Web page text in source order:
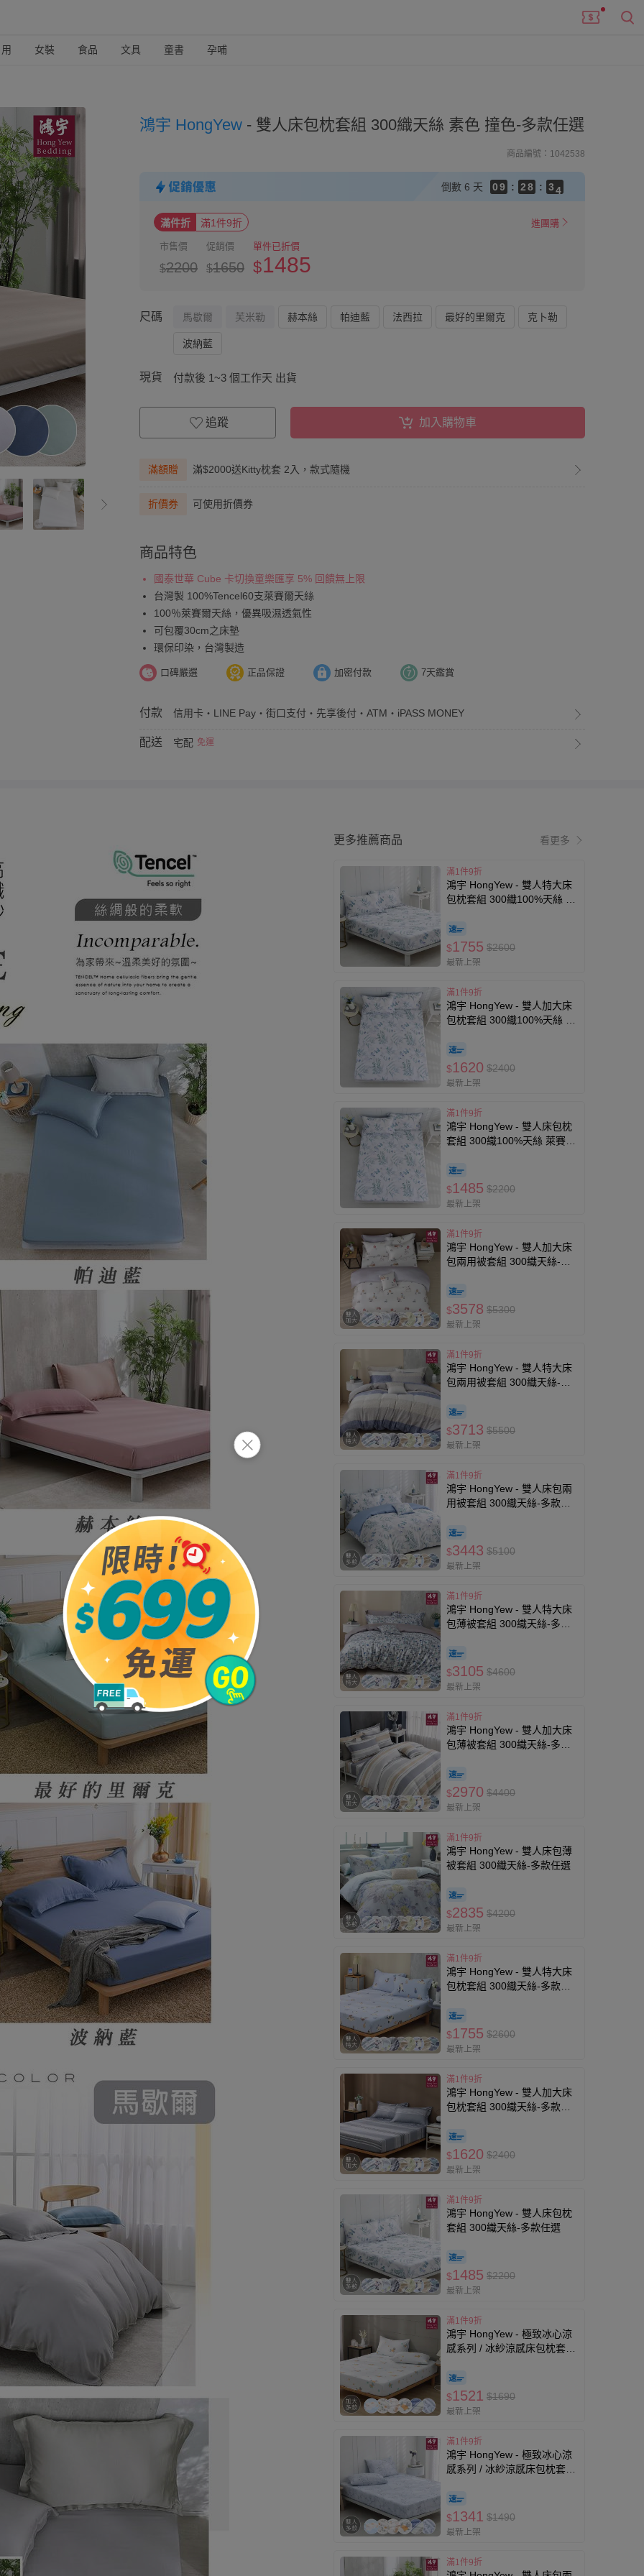
女裝 食品 文具 童書 孕哺
鴻宇 HongYew - 雙人床包枕套組 300織天絲 素色 撞色-多款任選
商品編號：1042538
倒數 6 天 0
4
5
0
9 : 2
4
6
5
8 :
0
3
5
7
0
2
3
5
6
7
滿件折 滿1件9折 進團購
市售價
$2200
促銷價
$1650
單件已折價
$1485
尺碼 馬歇爾 芙米勒 赫本絲 帕迪藍 法西拉 最好的里爾克 克卜勒
波納藍
現貨 付款後 1~3 個工作天 出貨
追蹤 加入購物車
滿額贈 滿$2000送Kitty枕套 2入，款式隨機
折價券 可使用折價券
商品特色
國泰世華 Cube 卡切換童樂匯享 5% 回饋無上限
台灣製 100%Tencel60支萊賽爾天絲
100％萊賽爾天絲，優異吸濕透氣性
可包覆30cm之床墊
環保印染，台灣製造
口碑嚴選 正品保證 加密付款 7天鑑賞
付款 信用卡・LINE Pay・街口支付・先享後付・ATM・iPASS MONEY
配送 宅配 免運
更多推薦商品 看更多
滿1件9折
鴻宇 HongYew - 雙人特大床
包枕套組 300織100%天絲 萊
$1755 $2600
最新上架
滿1件9折
鴻宇 HongYew - 雙人加大床
包枕套組 300織100%天絲 萊
$1620 $2400
最新上架
滿1件9折
鴻宇 HongYew - 雙人床包枕
套組 300織100%天絲 萊賽
$1485 $2200
最新上架
滿1件9折
鴻宇 HongYew - 雙人加大床
包兩用被套組 300織天絲-多
$3578 $5300
最新上架
滿1件9折
鴻宇 HongYew - 雙人特大床
包兩用被套組 300織天絲-多
$3713 $5500
最新上架
滿1件9折
鴻宇 HongYew - 雙人床包兩
用被套組 300織天絲-多款任
$3443 $5100
最新上架
滿1件9折
鴻宇 HongYew - 雙人特大床
包薄被套組 300織天絲-多款
$3105 $4600
最新上架
滿1件9折
鴻宇 HongYew - 雙人加大床
包薄被套組 300織天絲-多款
$2970 $4400
最新上架
滿1件9折
鴻宇 HongYew - 雙人床包薄
被套組 300織天絲-多款任選
$2835 $4200
最新上架
滿1件9折
鴻宇 HongYew - 雙人特大床
包枕套組 300織天絲-多款任
$1755 $2600
最新上架
滿1件9折
鴻宇 HongYew - 雙人加大床
包枕套組 300織天絲-多款任
$1620 $2400
最新上架
滿1件9折
鴻宇 HongYew - 雙人床包枕
套組 300織天絲-多款任選
$1485 $2200
最新上架
滿1件9折
鴻宇 HongYew - 極致冰心涼
感系列 / 冰紗涼感床包枕套
$1521 $1690
最新上架
滿1件9折
鴻宇 HongYew - 極致冰心涼
感系列 / 冰紗涼感床包枕套
$1341 $1490
最新上架
滿1件9折